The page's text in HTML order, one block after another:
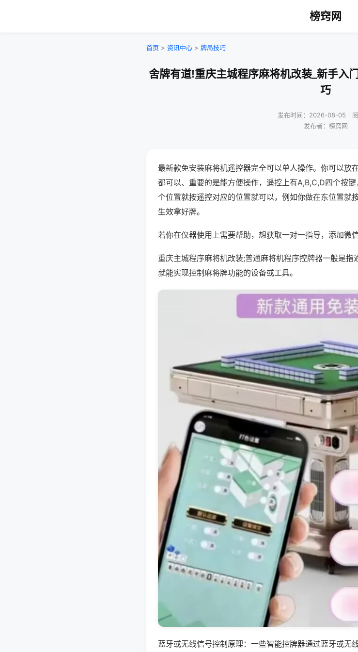
榜窍网
首页 > 资讯中心 > 牌局技巧
舍牌有道!重庆主城程序麻将机改装_新手入
巧
发布时间：2026-08-05｜
发布者：榜窍网
最新款免安装麻将机遥控器完全可以单人操作。你可以放
都可以、重要的是能方便操作，遥控上有A,B,C,D四个按
个位置就按遥控对应的位置就可以，例如你做在东位置就
生效拿好牌。
若你在仪器使用上需要帮助，想获取一对一指导，添加微
重庆主城程序麻将机改装;普通麻将机程序控牌器一般是
就能实现控制麻将牌功能的设备或工具。
蓝牙或无线信号控制原理：一些智能控牌器通过蓝牙或无